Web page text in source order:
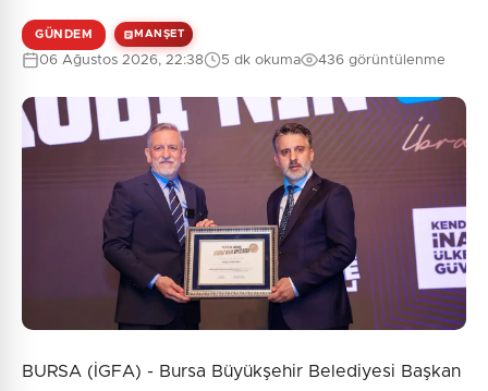
GÜNDEM MANŞET
06 Ağustos 2026, 22:38 5 dk okuma 436 görüntülenme
BURSA (İGFA) - Bursa Büyükşehir Belediyesi Başkan